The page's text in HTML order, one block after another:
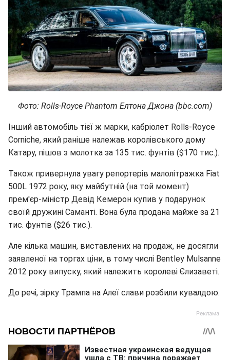
Фото: Rolls-Royce Phantom Елтона Джона (bbc.com)
Інший автомобіль тієї ж марки, кабріолет Rolls-Royce
Corniche, який раніше належав королівського дому
Катару, пішов з молотка за 135 тис. фунтів ($170 тис.).
Також привернула увагу репортерів малолітражка Fiat
500L 1972 року, яку майбутній (на той момент)
прем'єр-міністр Девід Кемерон купив у подарунок
своїй дружині Саманті. Вона була продана майже за 21
тис. фунтів ($26 тис.).
Але кілька машин, виставлених на продаж, не досягли
заявленої на торгах ціни, в тому числі Bentley Mulsanne
2012 року випуску, який належить королеві Єлизаветі.
До речі, зірку Трампа на Алеї слави розбили кувалдою.